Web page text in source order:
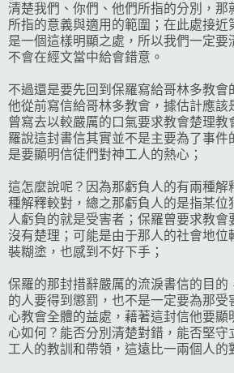
清楚我們、你們、他們所指的分別，那
所指的意義與適用的範圍；在此處接近
是一個這樣明顯之處，所以我們一定要
不會在經文當中給會錯意。
不過還是要先回到保羅寫給哥林多教會
他從前寫信給哥林多教會，據估計應該
曾寫去以較嚴厲的口氣要求教會楚理教
羅說這封書信其實並不是主要為了事件
是要顯明信徒們對神工人的熱心；
這怎麼說呢？因為那虧負人的有兩種解
種解釋較對，總之那虧負人的是指某位
人虧負的就是受害者；保羅曾要求教會
沒有楚理；可能是由于那人的社會地位
裝糊塗，也感到不好下手；
保羅的那封措辭嚴厲的流淚書信的目的
的人要得到懲罰，也不是一定要為那受
心教會全體的益處，藉著這封信他要顯
心如何？能否分別清楚對錯，能否堅守
工人的教訓和帶領，這遠比一兩個人的